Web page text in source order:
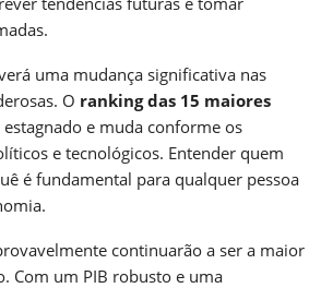
uma mudança significativa nas
O ranking das 15 maiores
estagnado e muda conforme os
e tecnológicos. Entender quem
é fundamental para qualquer pessoa
continuarão a ser a maior
Com um PIB robusto e uma